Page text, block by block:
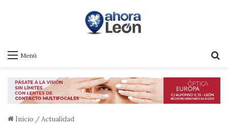
Menú
Inicio /Actualidad